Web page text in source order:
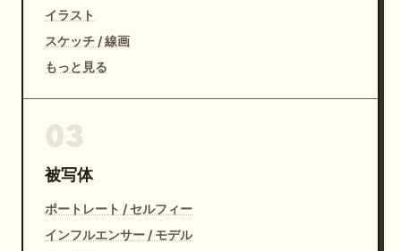
イラスト
スケッチ / 線画
もっと見る
被写体
ポートレート / セルフィー
インフルエンサー / モデル